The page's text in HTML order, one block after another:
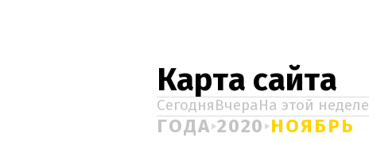
Карта сайта
СегодняВчераНа этой неделе
ГОДА 2020 НОЯБРЬ